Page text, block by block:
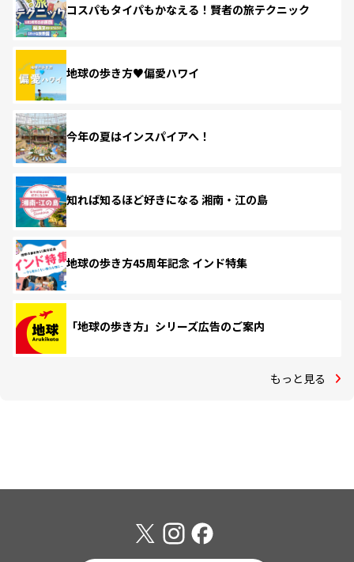
コスパもタイパもかなえる！賢者の旅テクニック
地球の歩き方♥偏愛ハワイ
今年の夏はインスパイアへ！
知れば知るほど好きになる 湘南・江の島
地球の歩き方45周年記念 インド特集
「地球の歩き方」シリーズ広告のご案内
もっと見る